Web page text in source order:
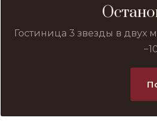
Гостиница 3 звезды в двух